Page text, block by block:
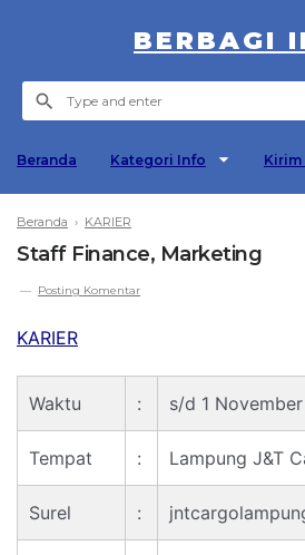
BERBAGI
Beranda Kategori Info Kirim
Beranda › KARIER
Staff Finance, Marketing
Posting Komentar
KARIER
Waktu : s/d 1
Tempat : Lampung J&T
Surel :